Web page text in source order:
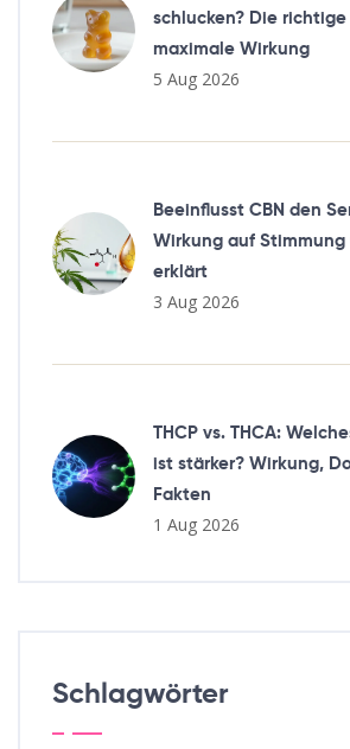
schlucken? Die
maximale Wirkung
5 Aug 2026
Beeinflusst CBN den
Wirkung auf Stimmung
erklärt
3 Aug 2026
THCP vs. THCA:
ist stärker? Wirkung,
Fakten
1 Aug 2026
Schlagwörter